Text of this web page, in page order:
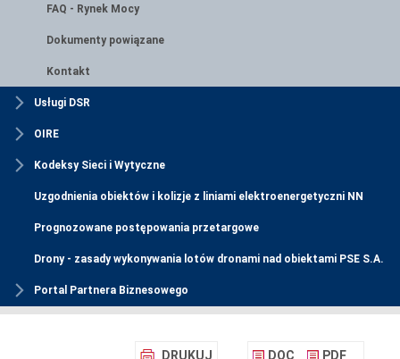
FAQ - Rynek Mocy
Dokumenty powiązane
Kontakt
Usługi DSR
OIRE
Kodeksy Sieci i Wytyczne
Uzgodnienia obiektów i kolizje z liniami elektroenergetyczni NN
Prognozowane postępowania przetargowe
Drony - zasady wykonywania lotów dronami nad obiektami PSE S.A.
Portal Partnera Biznesowego
DRUKUJ DOC PDF